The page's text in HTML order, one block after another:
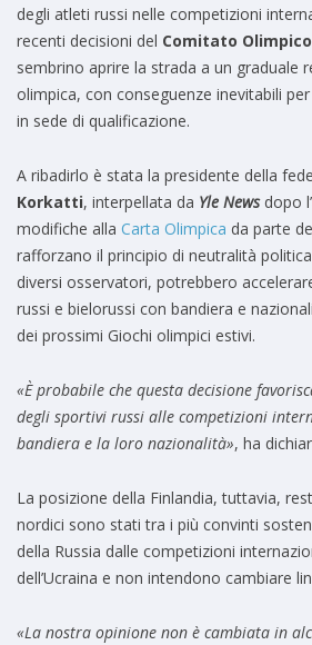
degli atleti russi nelle competizioni
recenti decisioni del Comitato
sembrino aprire la strada a un graduale
olimpica, con conseguenze inevitabili
in sede di qualificazione.
A ribadirlo è stata la presidente della
Korkatti, interpellata da Yle Newsdopo
modifiche alla Carta Olimpica da parte
rafforzano il principio di neutralità
diversi osservatori, potrebbero
russi e bielorussi con bandiera e
dei prossimi Giochi olimpici estivi.
«È probabile che questa decisione
degli sportivi russi alle competizioni
bandiera e la loro nazionalità», ha
La posizione della Finlandia, tuttavia,
nordici sono stati tra i più convinti
della Russia dalle competizioni
dell’Ucraina e non intendono cambiare
«La nostra opinione non è cambiata in